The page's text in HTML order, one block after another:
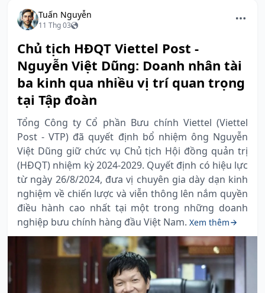
Tuấn Nguyễn
11 Thg 03
Chủ tịch HĐQT Viettel Post -
Nguyễn Việt Dũng: Doanh nhân tài
ba kinh qua nhiều vị trí quan trọng
tại Tập đoàn
Tổng Công ty Cổ phần Bưu chính Viettel (Viettel
Post - VTP) đã quyết định bổ nhiệm ông Nguyễn
Việt Dũng giữ chức vụ Chủ tịch Hội đồng quản trị
(HĐQT) nhiệm kỳ 2024-2029. Quyết định có hiệu lực
từ ngày 26/8/2024, đưa vị chuyên gia dày dạn kinh
nghiệm về chiến lược và viễn thông lên nắm quyền
điều hành cao nhất tại một trong những doanh
nghiệp bưu chính hàng đầu Việt Nam. Xem thêm